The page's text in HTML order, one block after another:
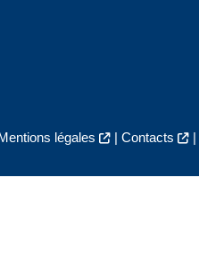
légales | Contacts |